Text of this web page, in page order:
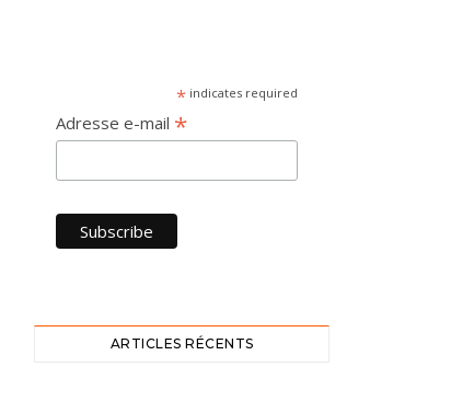
*indicates required
Adresse e-mail *
ARTICLES RÉCENTS